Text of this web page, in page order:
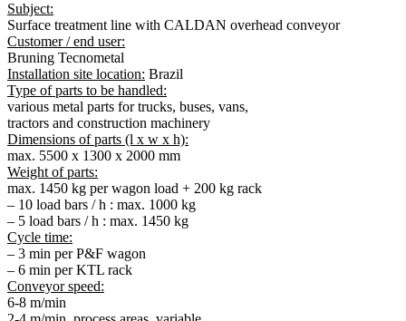
Subject:
Surface treatment line with CALDAN overhead conveyor
Customer / end user:
Bruning Tecnometal
Installation site location: Brazil
Type of parts to be handled:
various metal parts for trucks, buses, vans,
tractors and construction machinery
Dimensions of parts (l x w x h):
max. 5500 x 1300 x 2000 mm
Weight of parts:
max. 1450 kg per wagon load + 200 kg rack
– 10 load bars / h : max. 1000 kg
– 5 load bars / h : max. 1450 kg
Cycle time:
– 3 min per P&F wagon
– 6 min per KTL rack
Conveyor speed:
6-8 m/min